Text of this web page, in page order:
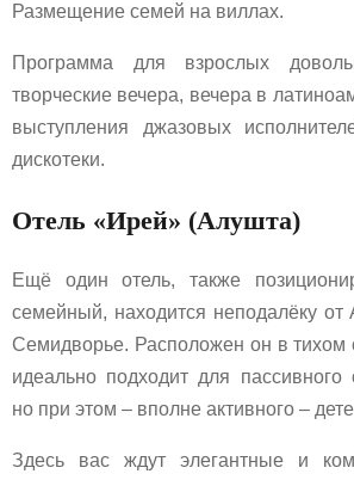
Размещение семей на виллах.
Программа для взрослых
творческие вечера, вечера в
выступления джазовых
дискотеки.
Отель «Ирей» (Алушта)
Ещё один отель, также
семейный, находится неподалёку
Семидворье. Расположен он в тихом
идеально подходит для пассивного
но при этом – вполне активного –
Здесь вас ждут элегантные и